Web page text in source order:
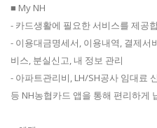
■ My NH
- 카드생활에 필요한 서비스를 제공
- 이용대금명세서, 이용내역, 결제서
비스, 분실신고, 내 정보 관리
- 아파트관리비, LH/SH공사 임대료
등 NH농협카드 앱을 통해 편리하게